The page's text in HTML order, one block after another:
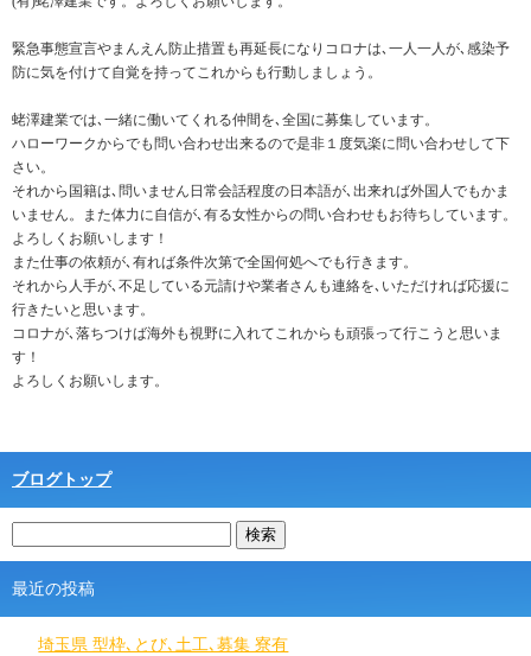
緊急事態宣言やまんえん防止措置も再延長になりコロナは､一人一人が､感染予
防に気を付けて自覚を持ってこれからも行動しましょう。
蛯澤建業では､一緒に働いてくれる仲間を､全国に募集しています。
ハローワークからでも問い合わせ出来るので是非１度気楽に問い合わせして下
さい。
それから国籍は､問いません日常会話程度の日本語が､出来れば外国人でもかま
いません。また体力に自信が､有る女性からの問い合わせもお待ちしています。
よろしくお願いします！
また仕事の依頼が､有れば条件次第で全国何処へでも行きます。
それから人手が､不足している元請けや業者さんも連絡を､いただければ応援に
行きたいと思います。
コロナが､落ちつけば海外も視野に入れてこれからも頑張って行こうと思いま
す！
よろしくお願いします。
ブログトップ
最近の投稿
埼玉県 型枠､とび､土工､募集 寮有